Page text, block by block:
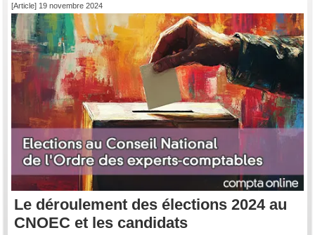
[Article] 19 novembre 2024
Le déroulement des élections 2024 au
CNOEC et les candidats